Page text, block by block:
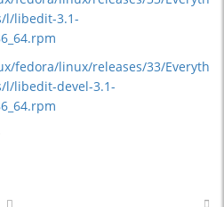
l/libedit-3.1-
fedora/linux/releases/33/Everyth
l/libedit-devel-3.1-